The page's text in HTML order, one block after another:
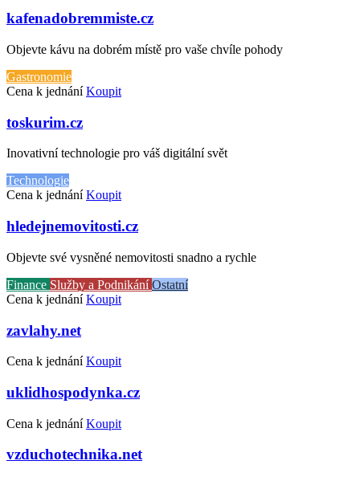
kafenadobremmiste.cz
Objevte kávu na dobrém místě pro vaše chvíle pohody
Gastronomie
Cena k jednání Koupit
toskurim.cz
Inovativní technologie pro váš digitální svět
Technologie
Cena k jednání Koupit
hledejnemovitosti.cz
Objevte své vysněné nemovitosti snadno a rychle
Finance Služby a PodnikáníOstatní
Cena k jednání Koupit
zavlahy.net
Cena k jednání Koupit
uklidhospodynka.cz
Cena k jednání Koupit
vzduchotechnika.net